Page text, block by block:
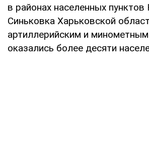
в районах населенных пунктов
Синьковка Харьковской
артиллерийским и
оказались более десяти